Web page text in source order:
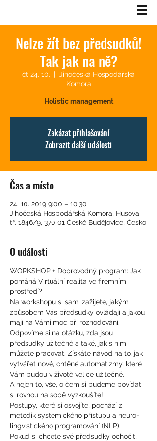
Nelze žít bez předsudků!
Tak jak na ně?
čt 24. 10.
  |
Jihočeská Hospodářská
Komora
Holistic management
Zakázat přihlašování
Zobrazit další události
Čas a místo
24. 10. 2019 9:00 – 10:30
Jihočeská Hospodářská Komora, Husova
tř. 1846/9, 370 01 České Budějovice, Česko
O události
WORKSHOP + Doprovodný program: Jak
pomáhá Virtuální realita ve firemním
prostředí?
Na workshopu si sami zažijete, jakým
způsobem Vás předsudky ovládají a jakou
mají na Vámi moc při rozhodování.
Odpovíme si na otázku, zda jsou
předsudky užitečné a také, jak s nimi
můžete pracovat. Získáte návod na to, jak
vytvářet nové, chtěné automatizmy, které
Vám budou v životě velice užitečné.
A nejen to, vše, o čem si budeme povídat
si rovnou na sobě vyzkoušíte!
Postupy, které si osvojíte, pochází z
metodik systemického přístupu a neuro-
lingvistického programování (NLP).
Pokud si chcete své předsudky ochočit,